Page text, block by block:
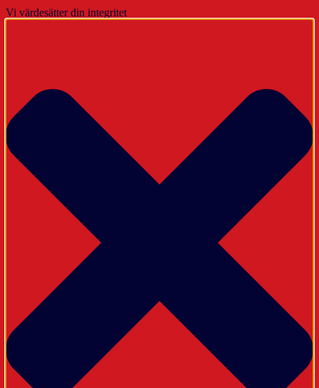
Vi värdesätter din integritet